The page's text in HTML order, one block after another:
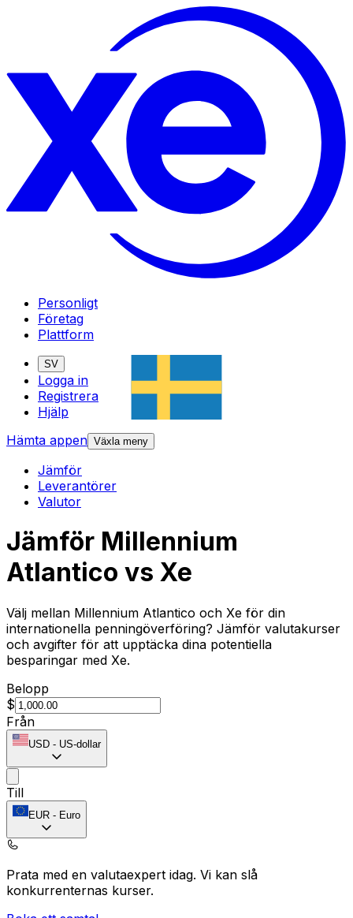
Personligt
Företag
Plattform
SV
Logga in
Registrera
Hjälp
Hämta appen Växla meny
Jämför
Leverantörer
Valutor
Jämför Millennium
Atlantico vs Xe
Välj mellan Millennium Atlantico och Xe för din
internationella penningöverföring? Jämför valutakurser
och avgifter för att upptäcka dina potentiella
besparingar med Xe.
Belopp
$
Från
USD - US-dollar
Till
EUR - Euro
Prata med en valutaexpert idag. Vi kan slå
konkurrenternas kurser.